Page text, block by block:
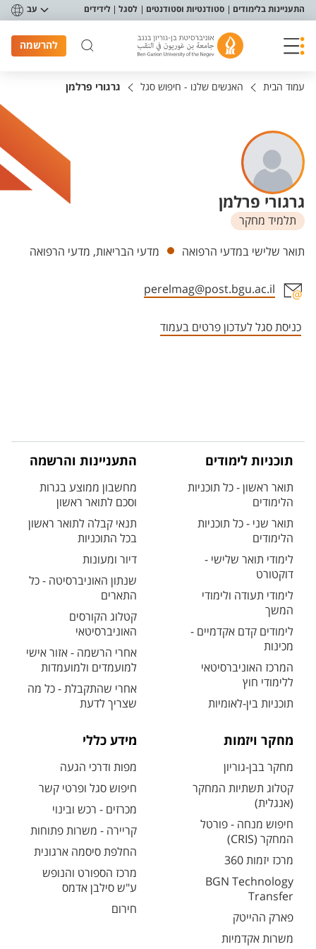
תפריט נגישות
התעניינות בלימודים סטודנטיות וסטודנטים לסגל לידידים עב
להרשמה
עמוד הבית האנשים שלנו - חיפוש סגל גרגורי פרלמן
גרגורי פרלמן
תלמיד מחקר
יחידות
תואר שלישי במדעי הרפואה מדעי הבריאות, מדעי הרפואה
perelmag@post.bgu.ac.il
כניסת סגל לעדכון פרטים בעמוד
תוכניות לימודים
תואר ראשון - כל תוכניות
הלימודים
תואר שני - כל תוכניות
הלימודים
לימודי תואר שלישי -
דוקטורט
לימודי תעודה ולימודי
המשך
לימודים קדם אקדמיים -
מכינות
המרכז האוניברסיטאי
ללימודי חוץ
תוכניות בין-לאומיות
התעניינות והרשמה
מחשבון ממוצע בגרות
וסכם לתואר ראשון
תנאי קבלה לתואר ראשון
בכל התוכניות
דיור ומעונות
שנתון האוניברסיטה - כל
התארים
קטלוג הקורסים
האוניברסיטאי
אחרי הרשמה - אזור אישי
למועמדים ולמועמדות
אחרי שהתקבלת - כל מה
שצריך לדעת
מחקר ויזמות
מחקר בבן-גוריון
קטלוג תשתיות המחקר
(אנגלית)
חיפוש מנחה - פורטל
המחקר (CRIS)
מרכז יזמות 360
BGN Technology
Transfer
פארק ההייטק
משרות אקדמיות
מידע כללי
מפות ודרכי הגעה
חיפוש סגל ופרטי קשר
מכרזים - רכש ובינוי
קריירה - משרות פתוחות
החלפת סיסמה ארגונית
מרכז הספורט והנופש
ע"ש סילבן אדמס
חירום